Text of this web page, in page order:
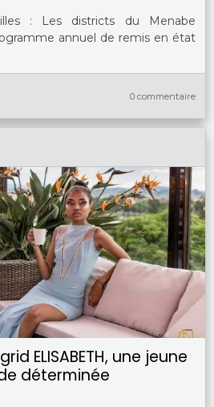
: Les districts du Menabe
annuel de remis en état
0 commentaire
ELISABETH, une jeune
déterminée